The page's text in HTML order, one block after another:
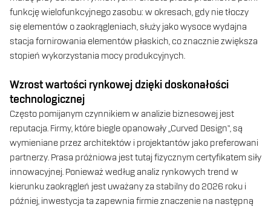
funkcję wielofunkcyjnego zasobu: w okresach, gdy nie tłoczy
się elementów o zaokrągleniach, służy jako wysoce wydajna
stacja fornirowania elementów płaskich, co znacznie zwiększa
stopień wykorzystania mocy produkcyjnych.
Wzrost wartości rynkowej dzięki doskonałości
technologicznej
Często pomijanym czynnikiem w analizie biznesowej jest
reputacja. Firmy, które biegle opanowały „Curved Design”, są
wymieniane przez architektów i projektantów jako preferowani
partnerzy. Prasa próżniowa jest tutaj fizycznym certyfikatem siły
innowacyjnej. Ponieważ według analiz rynkowych trend w
kierunku zaokrągleń jest uważany za stabilny do 2026 roku i
później, inwestycja ta zapewnia firmie znaczenie na następną